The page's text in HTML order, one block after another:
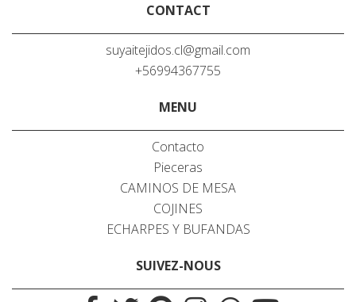
CONTACT
suyaitejidos.cl@gmail.com
+56994367755
MENU
Contacto
Pieceras
CAMINOS DE MESA
COJINES
ECHARPES Y BUFANDAS
SUIVEZ-NOUS